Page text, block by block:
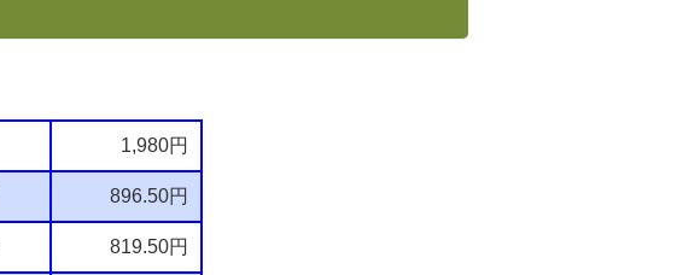
1,980円
896.50円
819.50円